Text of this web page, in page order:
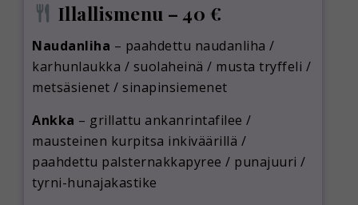
Illallismenu – 40 €
Naudanliha – paahdettu naudanliha /
karhunlaukka / suolaheinä / musta tryffeli /
metsäsienet / sinapinsiemenet
Ankka – grillattu ankanrintafilee /
mausteinen kurpitsa inkiväärillä /
paahdettu palsternakkapyree / punajuuri /
tyrni-hunajakastike